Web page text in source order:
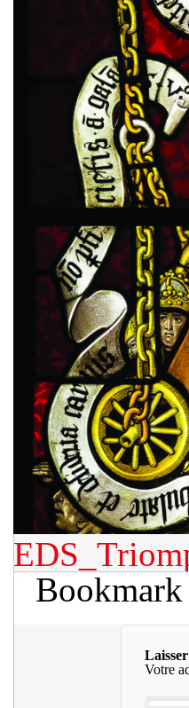
Bookmark
Votre